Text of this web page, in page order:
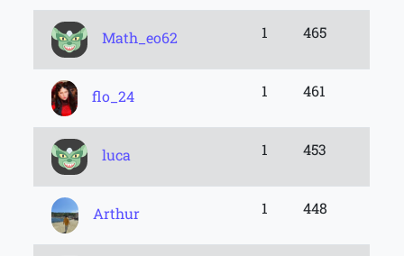
Math_eo62 1 465
flo_24 1 461
luca 1 453
Arthur 1 448